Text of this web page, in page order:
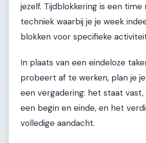
jezelf. Tijdblokkering is een
techniek waarbij je je week
blokken voor specifieke
In plaats van een eindeloze
probeert af te werken, plan je
een vergadering: het staat
een begin en einde, en het
volledige aandacht.